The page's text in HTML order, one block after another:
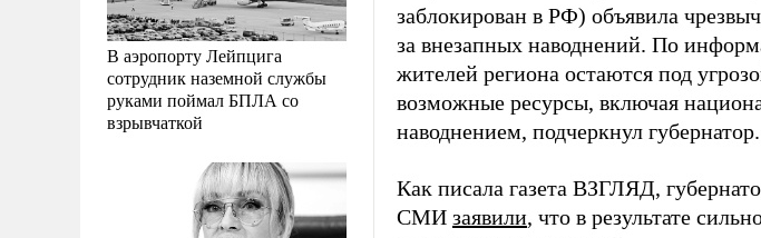
В аэропорту Лейпцига
сотрудник наземной службы
руками поймал БПЛА со
взрывчаткой
заблокирован в РФ) объявила
за внезапных наводнений. По
жителей региона остаются под
возможные ресурсы, включая
наводнением, подчеркнул губернатор.
Как писала газета ВЗГЛЯД,
СМИ заявили, что в результате